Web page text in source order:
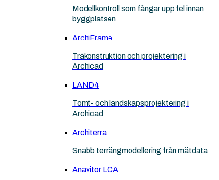
Modellkontroll som fångar upp fel innan
byggplatsen
ArchiFrame
Träkonstruktion och projektering i
Archicad
LAND4
Tomt- och landskapsprojektering i
Archicad
Architerra
Snabb terrängmodellering från mätdata
Anavitor LCA